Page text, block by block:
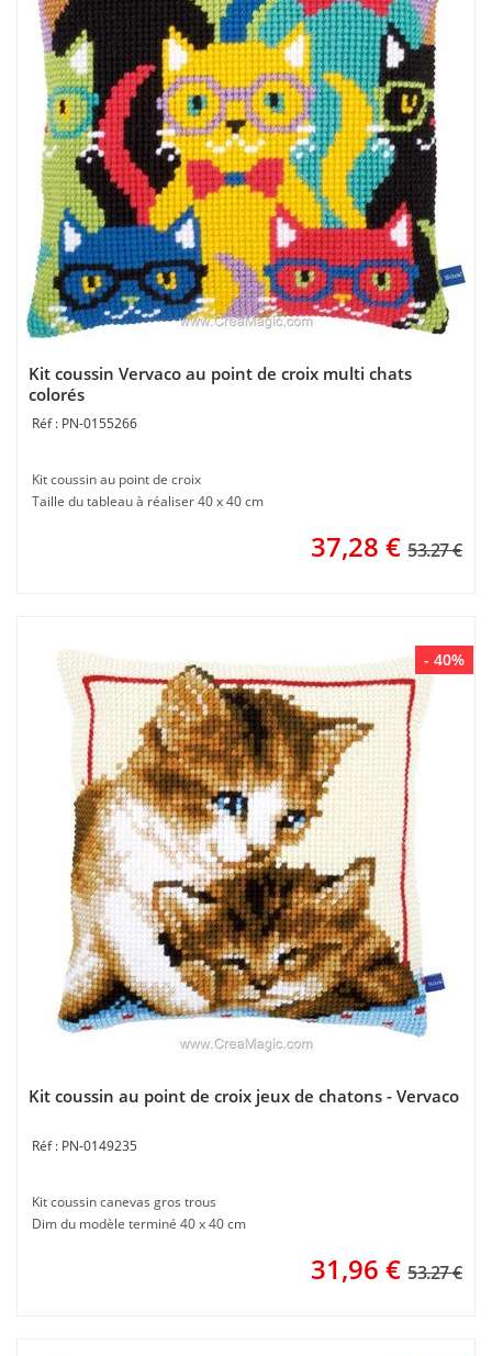
Kit coussin Vervaco au point de croix multi chats
colorés
PN-0155266
Kit coussin au point de croix
Taille du tableau à réaliser 40 x 40 cm
37,28 € 53.27 €
- 40%
Kit coussin au point de croix jeux de chatons - Vervaco
PN-0149235
Kit coussin canevas gros trous
Dim du modèle terminé 40 x 40 cm
31,96 € 53.27 €